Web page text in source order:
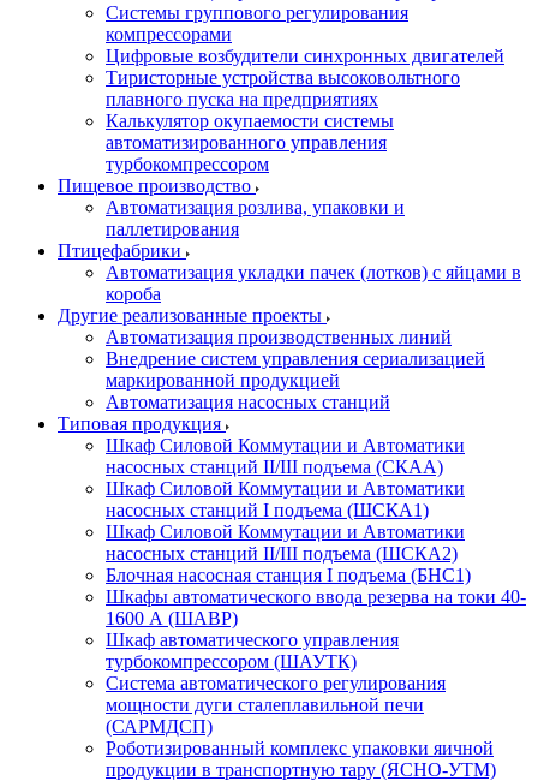
Системы группового регулирования
компрессорами
Цифровые возбудители синхронных двигателей
Тиристорные устройства высоковольтного
плавного пуска на предприятиях
Калькулятор окупаемости системы
автоматизированного управления
турбокомпрессором
Пищевое производство
Автоматизация розлива, упаковки и
паллетирования
Птицефабрики
Автоматизация укладки пачек (лотков) с яйцами в
короба
Другие реализованные проекты
Автоматизация производственных линий
Внедрение систем управления сериализацией
маркированной продукцией
Автоматизация насосных станций
Типовая продукция
Шкаф Силовой Коммутации и Автоматики
насосных станций II/III подъема (СКАА)
Шкаф Силовой Коммутации и Автоматики
насосных станций I подъема (ШСКА1)
Шкаф Силовой Коммутации и Автоматики
насосных станций II/III подъема (ШСКА2)
Блочная насосная станция I подъема (БНС1)
Шкафы автоматического ввода резерва на токи 40-
1600 А (ШАВР)
Шкаф автоматического управления
турбокомпрессором (ШАУТК)
Система автоматического регулирования
мощности дуги сталеплавильной печи
(САРМДСП)
Роботизированный комплекс упаковки яичной
продукции в транспортную тару (ЯСНО-УТМ)